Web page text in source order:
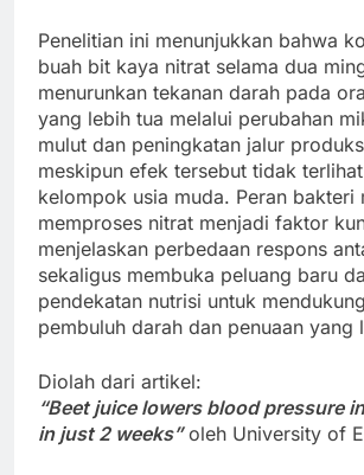
Penelitian ini menunjukkan bahwa
buah bit kaya nitrat selama dua
menurunkan tekanan darah pada
yang lebih tua melalui perubahan
mulut dan peningkatan jalur
meskipun efek tersebut tidak
kelompok usia muda. Peran bakteri
memproses nitrat menjadi faktor
menjelaskan perbedaan respons
sekaligus membuka peluang baru
pendekatan nutrisi untuk
pembuluh darah dan penuaan yang
Diolah dari artikel:
“Beet juice lowers blood pressure
in just 2 weeks”oleh University of